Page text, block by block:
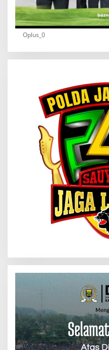
Oplus_0